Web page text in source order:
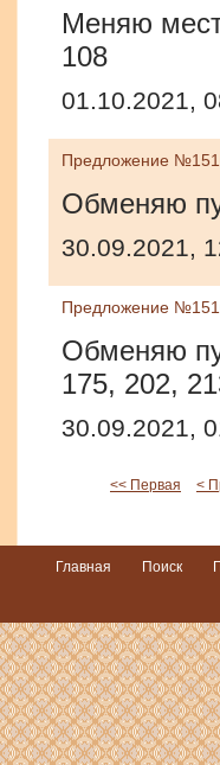
Меняю
108
01.10.2021,
Предложение
Обменяю
30.09.2021,
Предложение
Обменяю
175, 202,
30.09.2021,
<< Первая <
Главная Поиск